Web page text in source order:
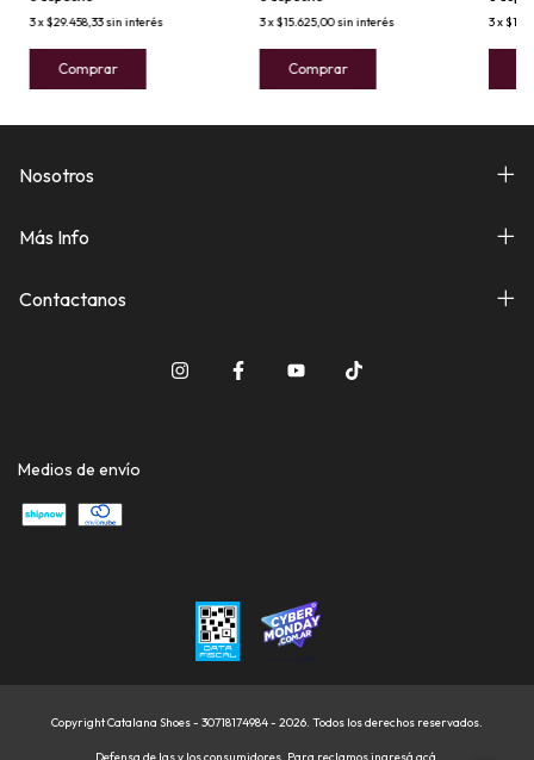
3x$29.458,33sin interés
Comprar
3x$15.625,00sin interés
Comprar
3x
Nosotros
Más Info
Contactanos
Medios de envío
Copyright Catalana Shoes - 30718174984 - 2026. Todos los derechos reservados.
Defensa de las y los consumidores. Para reclamosingresá acá.